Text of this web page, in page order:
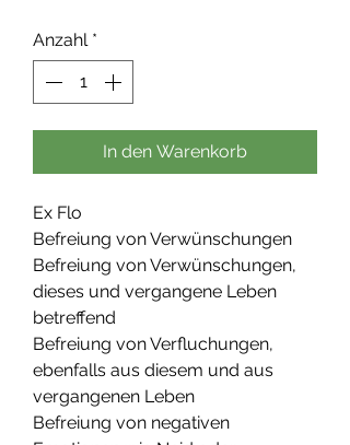
Anzahl *
In den Warenkorb
Ex Flo
Befreiung von Verwünschungen
Befreiung von Verwünschungen,
dieses und vergangene Leben
betreffend
Befreiung von Verfluchungen,
ebenfalls aus diesem und aus
vergangenen Leben
Befreiung von negativen